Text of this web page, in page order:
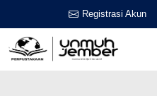
Registrasi Akun